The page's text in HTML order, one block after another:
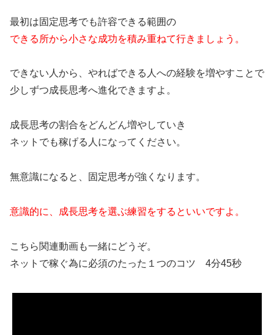
最初は固定思考でも許容できる範囲の
できる所から小さな成功を積み重ねて行きましょう。
できない人から、やればできる人への経験を増やすことで
少しずつ成長思考へ進化できますよ。
成長思考の割合をどんどん増やしていき
ネットでも稼げる人になってください。
無意識になると、固定思考が強くなります。
意識的に、成長思考を選ぶ練習をするといいですよ。
こちら関連動画も一緒にどうぞ。
ネットで稼ぐ為に必須のたった１つのコツ 4分45秒